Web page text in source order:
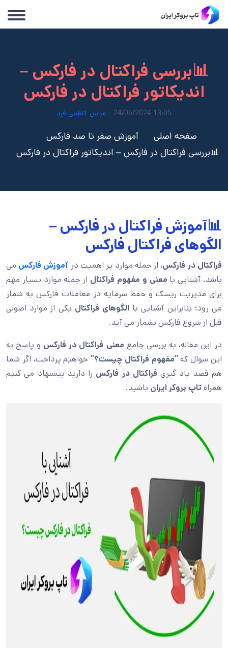
📊بررسی فراکتال در فارکس –
اندیکاتور فراکتال در فارکس
13:05 24/06/2024 - عباس کاظمی فرد
صفحه اصلی
آموزش صفر تا صد فارکس
📊بررسی فراکتال در فارکس – اندیکاتور فراکتال در فارکس
📊آموزش فراکتال در فارکس –
الگوهای فراکتال فارکس
فراکتال در فارکس، از جمله موارد پر اهمیت در آموزش فارکس می
باشد. آشنایی با معنی و مفهوم فراکتال از جمله موارد بسیار مهم
برای مدیریت ریسک و حفظ سرمایه در معاملات فارکس به شمار
می رود؛ بنابراین آشنایی با الگوهای فراکتال یکی از موارد اصولی
قبل از شروع فارکس بشمار می آید.
در این مقاله، به بررسی جامع معنی فراکتال در فارکس و پاسخ به
این سوال که“مفهوم فراکتال چیست؟”خواهیم پرداخت، اگر شما
هم قصد یاد گیری فراکتال در فارکس را دارید پیشنهاد می کنیم
همراه تاپ بروکر ایران باشید.